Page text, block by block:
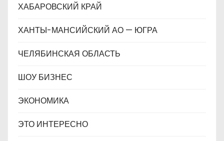
ХАБАРОВСКИЙ КРАЙ
ХАНТЫ-МАНСИЙСКИЙ АО — ЮГРА
ЧЕЛЯБИНСКАЯ ОБЛАСТЬ
ШОУ БИЗНЕС
ЭКОНОМИКА
ЭТО ИНТЕРЕСНО